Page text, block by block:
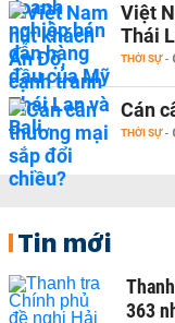
Việt
Thái
THỜI SỰ -
Cán
THỜI SỰ -
Tin mới
363